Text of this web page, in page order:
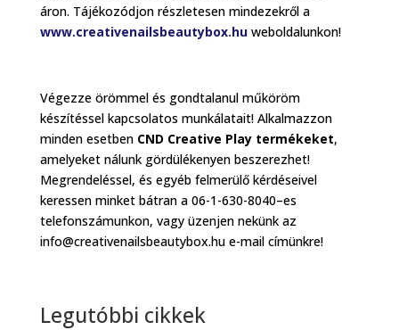
áron. Tájékozódjon részletesen mindezekről a
www.creativenailsbeautybox.huweboldalunkon!
Végezze örömmel és gondtalanul műköröm
készítéssel kapcsolatos munkálatait! Alkalmazzon
minden esetben CND Creative Play termékeket,
amelyeket nálunk gördülékenyen beszerezhet!
Megrendeléssel, és egyéb felmerülő kérdéseivel
keressen minket bátran a 06-1-630-8040–es
telefonszámunkon, vagy üzenjen nekünk az
info@creativenailsbeautybox.hu e-mail címünkre!
Legutóbbi cikkek